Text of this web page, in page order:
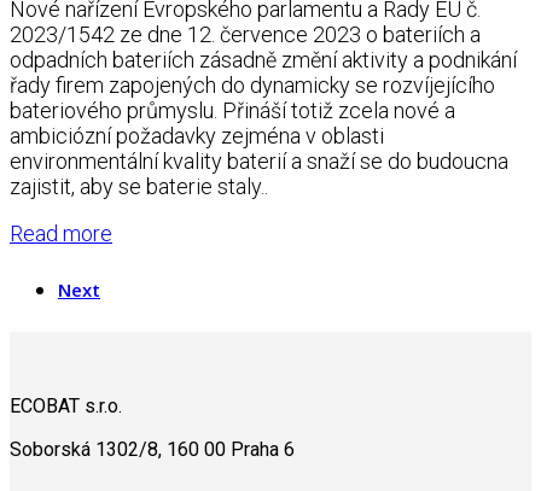
Nové nařízení Evropského parlamentu a Rady EU č.
2023/1542 ze dne 12. července 2023 o bateriích a
odpadních bateriích zásadně změní aktivity a podnikání
řady firem zapojených do dynamicky se rozvíjejícího
bateriového průmyslu. Přináší totiž zcela nové a
ambiciózní požadavky zejména v oblasti
environmentální kvality baterií a snaží se do budoucna
zajistit, aby se baterie staly..
Read more
Next
ECOBAT s.r.o.
Soborská 1302/8, 160 00 Praha 6